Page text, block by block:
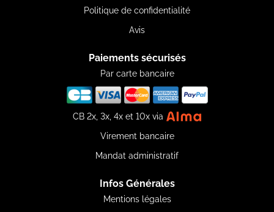
Politique de confidentialité
Avis
Paiements sécurisés
Par carte bancaire
CB 2x, 3x, 4x et 10x via
Virement bancaire
Mandat administratif
Infos Générales
Mentions légales